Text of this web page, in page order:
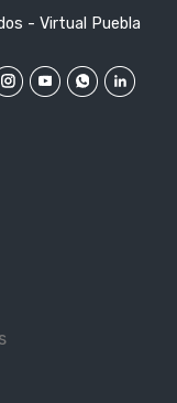
- Virtual Puebla